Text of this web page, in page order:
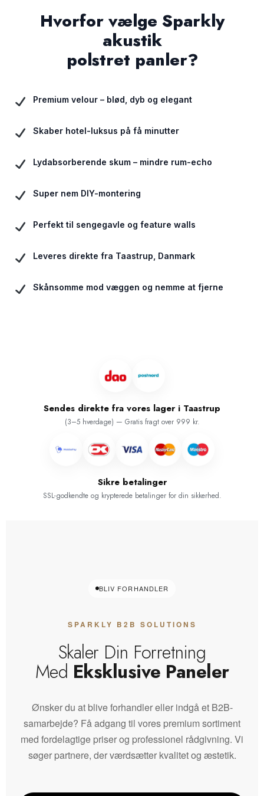
Hvorfor vælge Sparkly
akustik
polstret panler?
Premium velour – blød, dyb og elegant
Skaber hotel-luksus på få minutter
Lydabsorberende skum – mindre rum-echo
Super nem DIY-montering
Perfekt til sengegavle og feature walls
Leveres direkte fra Taastrup, Danmark
Skånsomme mod væggen og nemme at fjerne
Sendes direkte fra vores lager i Taastrup
(3–5 hverdage) — Gratis fragt over 999 kr.
Sikre betalinger
SSL-godkendte og krypterede betalinger for din sikkerhed.
BLIV FORHANDLER
SPARKLY B2B SOLUTIONS
Skaler Din Forretning
Med Eksklusive Paneler
Ønsker du at blive forhandler eller indgå et B2B-
samarbejde? Få adgang til vores premium sortiment
med fordelagtige priser og professionel rådgivning. Vi
søger partnere, der værdsætter kvalitet og æstetik.